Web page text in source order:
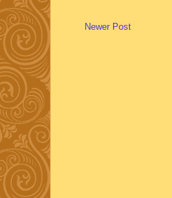
Newer Post